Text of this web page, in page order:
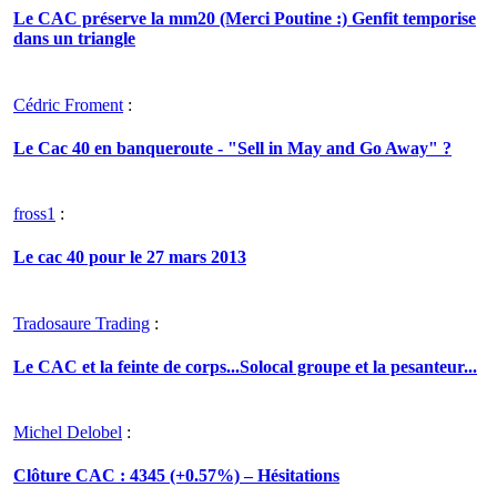
Le CAC préserve la mm20 (Merci Poutine :) Genfit temporise
dans un triangle
Cédric Froment :
Le Cac 40 en banqueroute - "Sell in May and Go Away" ?
fross1 :
Le cac 40 pour le 27 mars 2013
Tradosaure Trading :
Le CAC et la feinte de corps...Solocal groupe et la pesanteur...
Michel Delobel :
Clôture CAC : 4345 (+0.57%) – Hésitations